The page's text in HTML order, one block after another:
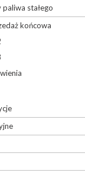
stałego
końcowa